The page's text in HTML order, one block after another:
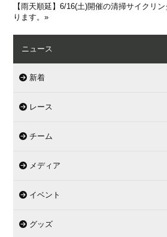
【雨天順延】6/16(土)開催の清掃サイクリ
ります。»
ニュース
新着
レース
チーム
メディア
イベント
グッズ